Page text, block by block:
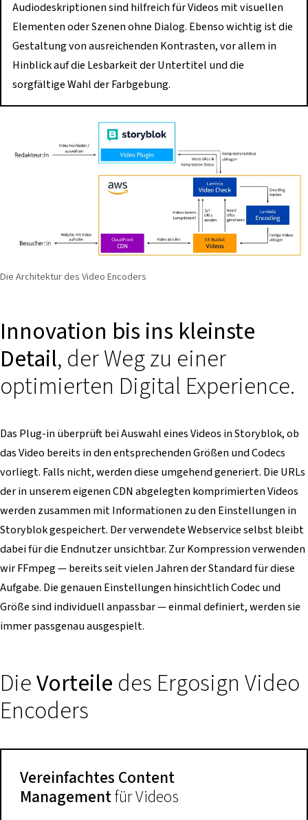
Audiodeskriptionen sind hilfreich für Videos mit visuellen
Elementen oder Szenen ohne Dialog. Ebenso wichtig ist die
Gestaltung von ausreichenden Kontrasten, vor allem in
Hinblick auf die Lesbarkeit der Untertitel und die
sorgfältige Wahl der Farbgebung.
Die Architektur des Video Encoders
Innovation bis ins kleinste
Detail, der Weg zu einer
optimierten Digital Experience.
Das Plug-in überprüft bei Auswahl eines Videos in Storyblok, ob
das Video bereits in den entsprechenden Größen und Codecs
vorliegt. Falls nicht, werden diese umgehend generiert. Die URLs
der in unserem eigenen CDN abgelegten komprimierten Videos
werden zusammen mit Informationen zu den Einstellungen in
Storyblok gespeichert. Der verwendete Webservice selbst bleibt
dabei für die Endnutzer unsichtbar. Zur Kompression verwenden
wir FFmpeg — bereits seit vielen Jahren der Standard für diese
Aufgabe. Die genauen Einstellungen hinsichtlich Codec und
Größe sind individuell anpassbar — einmal definiert, werden sie
immer passgenau ausgespielt.
DieVorteile des Ergosign Video
Encoders
Vereinfachtes Content
Managementfür Videos